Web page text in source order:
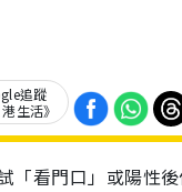
追蹤
港生活》
「看門口」或陽性